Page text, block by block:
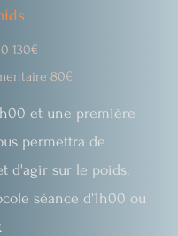
130€
80€
et une première
permettra de
d'agir sur le poids.
séance d'1h00 ou